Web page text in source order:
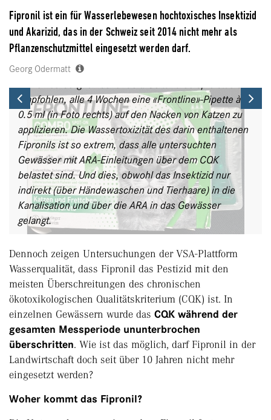
Fipronil ist ein für Wasserlebewesen hochtoxisches Insektizid
und Akarizid, das in der Schweiz seit 2014 nicht mehr als
Pflanzenschutzmittel eingesetzt werden darf.
Georg Odermatt
Viele Haustiere werden zum Schutz vor Zecken und
empfohlen, alle 4 Wochen eine «Frontline»-Pipette à
0.5 ml (in Foto rechts) auf den Nacken von Katzen zu
applizieren. Die Wassertoxizität des darin enthaltenen
Fipronils ist so extrem, dass alle untersuchten
Gewässer mit ARA-Einleitungen über dem CQK
belastet sind. Und dies, obwohl das Insektizid nur
indirekt (über Händewaschen und Tierhaare) in die
Kanalisation und über die ARA in das Gewässer
gelangt.
Previous
Dennoch zeigen Untersuchungen der VSA-Plattform
Wasserqualität, dass Fipronil das Pestizid mit den
meisten Überschreitungen des chronischen
ökotoxikologischen Qualitätskriterium (CQK) ist. In
einzelnen Gewässern wurde das CQK während der
gesamten Messperiode ununterbrochen
überschritten. Wie ist das möglich, darf Fipronil in der
Landwirtschaft doch seit über 10 Jahren nicht mehr
eingesetzt werden?
Woher kommt das Fipronil?